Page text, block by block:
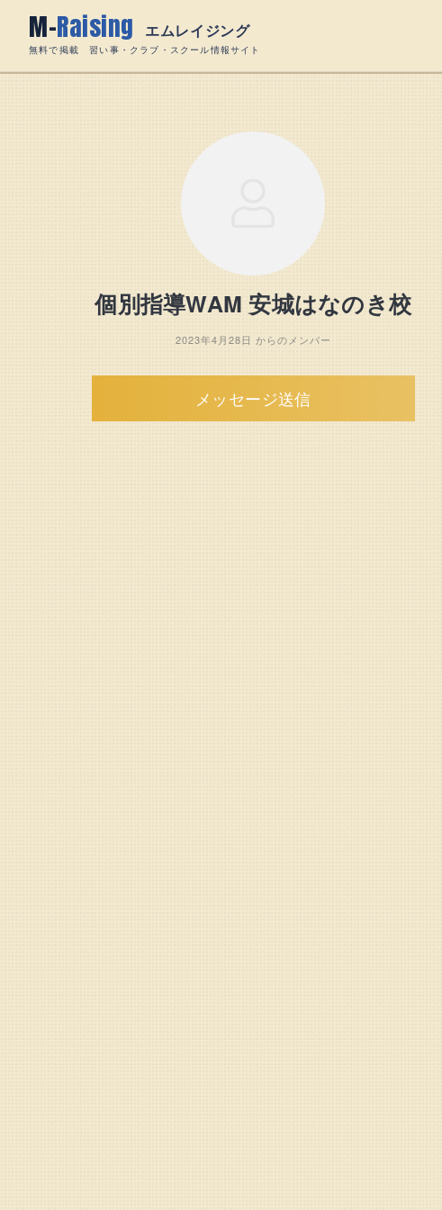
content
M-Raising エムレイジング
無料で掲載 習い事・クラブ・スクール情報サイト
個別指導WAM 安城はなのき校
2023年4月28日 からのメンバー
メッセージ送信